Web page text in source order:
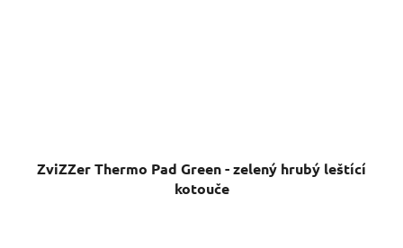
ZviZZer Thermo Pad Green - zelený hrubý leštící
kotouče